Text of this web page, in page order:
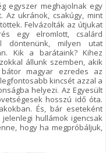
egyszer meghajolnak egy
ukránok, csakúgy, mint
Felvázolták az útjukat
egy elromlott, csalárd
döntenünk, milyen utat
Kik a barátaink? Kihez
állunk szemben, akik
magyar ezredes az
kincsét azzal a
helyezi. Az Egyesült
hosszú idő óta.
És, bár eseteként
hullámok igencsak
hogy ha megpróbáljuk,